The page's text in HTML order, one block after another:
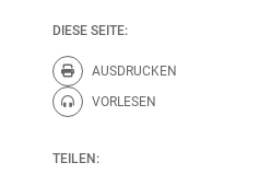
DIESE SEITE:
AUSDRUCKEN
Diese Seite drucken.
VORLESEN
Diese Seite vorlesen.
TEILEN: